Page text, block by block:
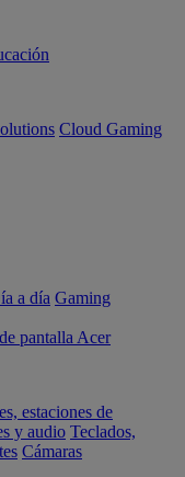
Cloud Gaming
a día Gaming
pantalla Acer
estaciones de
y audio Teclados,
Cámaras